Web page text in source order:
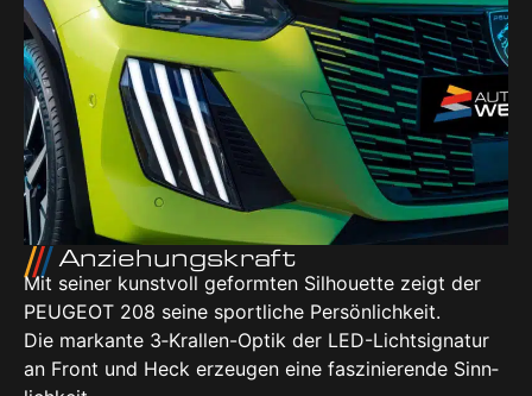
Anzie­hungs­kraft
Mit sei­ner kunst­voll geform­ten Sil­hou­et­te zeigt der
PEU­GEOT 208 sei­ne sport­li­che Per­sön­lich­keit.
Die mar­kan­te 3‑Kral­len-Optik der LED-Licht­si­gna­tur
an Front und Heck erzeu­gen eine fas­zi­nie­ren­de Sinn­